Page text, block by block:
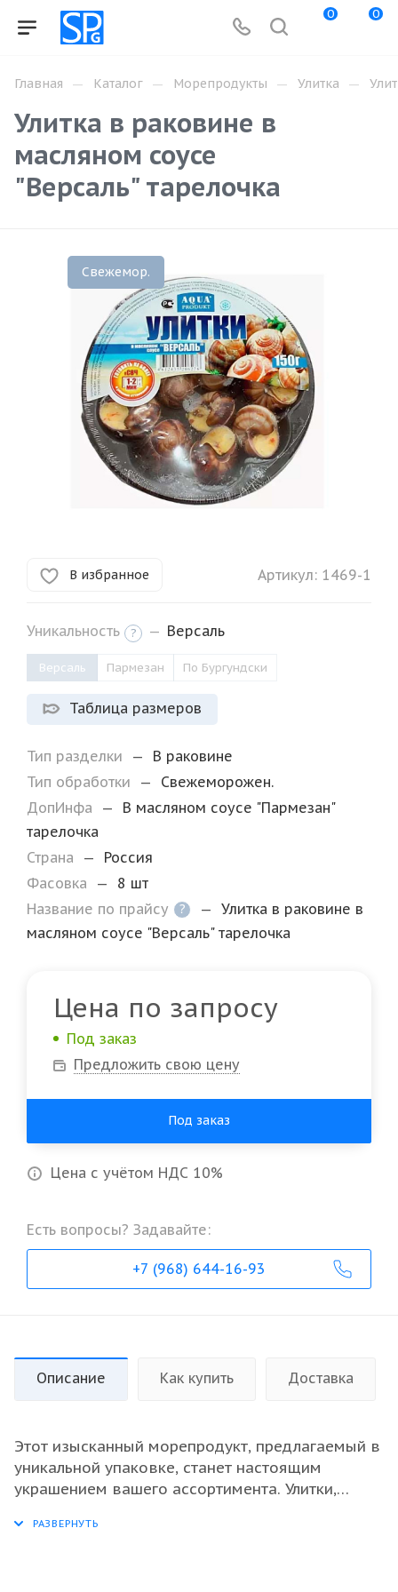
0 0
Главная — Каталог — Морепродукты — Улитка —
Улитка в раковине в
масляном соусе
"Версаль" тарелочка
Свежемор.
В избранное Артикул: 1469-1
Уникальность ? — Версаль
Версаль Пармезан По Бургундски
Таблица размеров
Тип разделки —
В раковине
Тип обработки
—
Свежеморожен.
ДопИнфа
—
В масляном соусе "Пармезан"
тарелочка
Страна
—
Россия
Фасовка
—
8 шт
Название по прайсу
? — Улитка в раковине в
масляном соусе "Версаль" тарелочка
Цена по запросу
Под заказ
Предложить свою цену
Под заказ
Цена с учётом НДС 10%
Есть вопросы? Задавайте:
+7 (968) 644-16-93
Описание Как купить Доставка
Этот изысканный морепродукт, предлагаемый в
уникальной упаковке, станет настоящим
украшением вашего ассортимента. Улитки,
сочетают в себе нежный вкус и ароматный